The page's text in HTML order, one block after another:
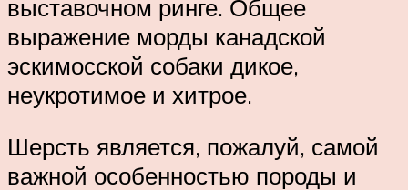
выставочном ринге. Общее
выражение морды канадской
эскимосской собаки дикое,
неукротимое и хитрое.
Шерсть является, пожалуй, самой
важной особенностью породы и